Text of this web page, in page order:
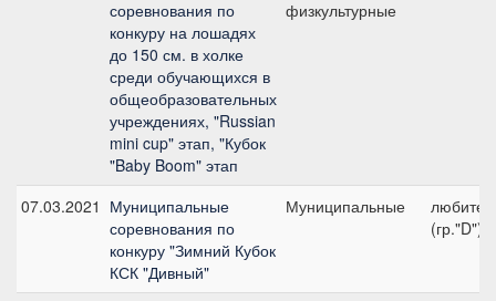
соревнования по
конкуру на лошадях
до 150 см. в холке
среди обучающихся в
общеобразовательных
учреждениях, "Russian
mini cup" этап, "Кубок
"Baby Boom" этап
физкультурные
07.03.2021 Муниципальные
соревнования по
конкуру "Зимний Кубок
КСК "Дивный"
Муниципальные
(гр."D")